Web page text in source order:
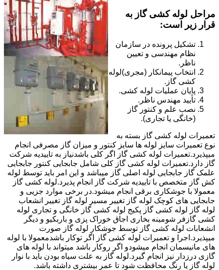
مراحل لوله کشی گاز به
قرار زیر است:
تشکیل پرونده در سازمان
نظام مهندسی و تعیین
ناظر.
انتخاب پیمانکار (مجری)لوله
کشی گاز.
پایان عملیات لوله کشی.
تأیید مهندس ناظر.
نصب علم و کنتور گاز
(خانگی یا تجاری).
تعمیرات لوله کشی گاز بسته به
نوع تعمیرات سایز لوله ها سایز کنتور و میزان گاز مصرفی انجام
میپذیرد.تعمیرات لوله کشی گاز اگر کلی باشدنیاز به تاییدیه شرکت
گاز دارد.تعمیرات لوله کشی گاز کلی شامل جابجایی کنتور جابجایی
علمک گاز جابجایی لوله اصلی گاز میباشد و این امر باید توسط لوله
کش گاز متخصص با تاییدیه شرکت گاز انجام پذیرد.لوله کشی گاز
معمولا با جوشکاری برقی انجام میشود.در برخی موارد جزیی و
جابجایی های کوچک لوله گاز تغییر مسیر لوله گاز تغییر انشعاب
لوله گاز لوله کشی گاز پکیج لوله کشی گاز خانگی و تجاری لوله
کشی گازفر شومینه بخاری اجاق خوراک پزی و باربکیو و دیگر
انشعابات لوله کشی گاز توسط جوشکار لوله گاز صورت
میپذیرد.اجرا و تعمیرات لوله کشی گاز اگر توکار باشدمعمولا با لوله
های مانیسمان انجام میشودو اگر روکار باشد میتواند با لوله های
گازی درزدار نیز انجام گیرد.لوله گاز به علت سیاه بودن باید با نوار
لوله گاز یا رنگ محافظت شود تا عمر بیشتری داشته باشد.